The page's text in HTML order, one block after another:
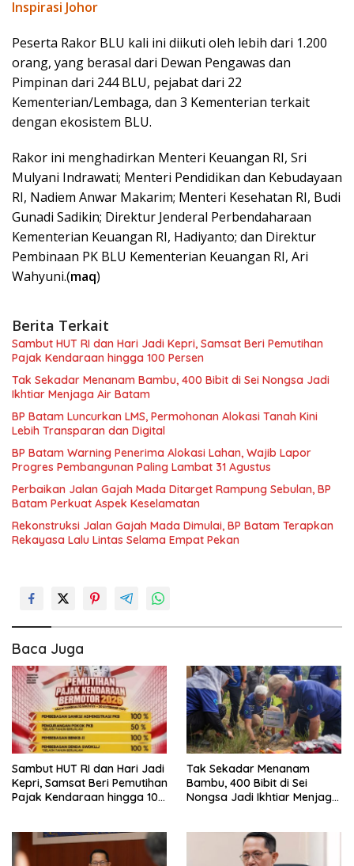
Inspirasi Johor
Peserta Rakor BLU kali ini diikuti oleh lebih dari 1.200
orang, yang berasal dari Dewan Pengawas dan
Pimpinan dari 244 BLU, pejabat dari 22
Kementerian/Lembaga, dan 3 Kementerian terkait
dengan ekosistem BLU.
Rakor ini menghadirkan Menteri Keuangan RI, Sri
Mulyani Indrawati; Menteri Pendidikan dan Kebudayaan
RI, Nadiem Anwar Makarim; Menteri Kesehatan RI, Budi
Gunadi Sadikin; Direktur Jenderal Perbendaharaan
Kementerian Keuangan RI, Hadiyanto; dan Direktur
Pembinaan PK BLU Kementerian Keuangan RI, Ari
Wahyuni.(maq)
Berita Terkait
Sambut HUT RI dan Hari Jadi Kepri, Samsat Beri Pemutihan
Pajak Kendaraan hingga 100 Persen
Tak Sekadar Menanam Bambu, 400 Bibit di Sei Nongsa Jadi
Ikhtiar Menjaga Air Batam
BP Batam Luncurkan LMS, Permohonan Alokasi Tanah Kini
Lebih Transparan dan Digital
BP Batam Warning Penerima Alokasi Lahan, Wajib Lapor
Progres Pembangunan Paling Lambat 31 Agustus
Perbaikan Jalan Gajah Mada Ditarget Rampung Sebulan, BP
Batam Perkuat Aspek Keselamatan
Rekonstruksi Jalan Gajah Mada Dimulai, BP Batam Terapkan
Rekayasa Lalu Lintas Selama Empat Pekan
Baca Juga
Sambut HUT RI dan Hari Jadi
Kepri, Samsat Beri Pemutihan
Pajak Kendaraan hingga 100
Tak Sekadar Menanam
Bambu, 400 Bibit di Sei
Nongsa Jadi Ikhtiar Menjaga